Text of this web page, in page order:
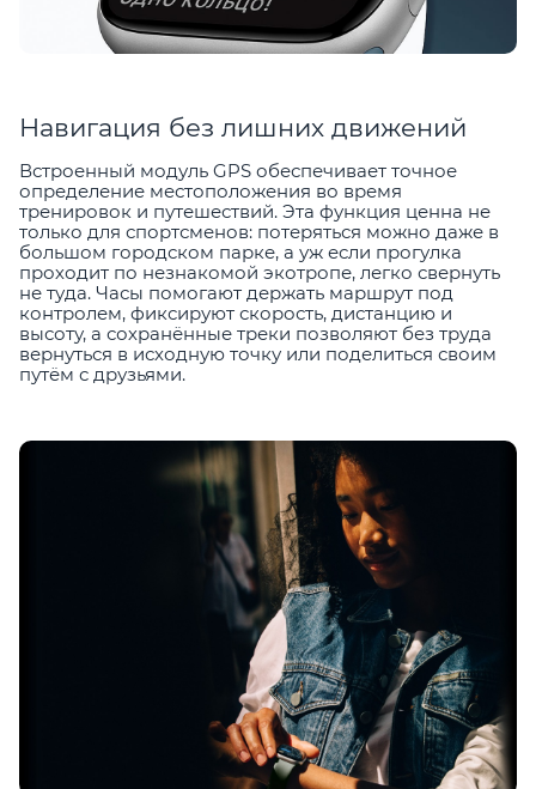
Навигация без лишних движений
Встроенный модуль GPS обеспечивает точное
определение местоположения во время
тренировок и путешествий. Эта функция ценна не
только для спортсменов: потеряться можно даже в
большом городском парке, а уж если прогулка
проходит по незнакомой экотропе, легко свернуть
не туда. Часы помогают держать маршрут под
контролем, фиксируют скорость, дистанцию и
высоту, а сохранённые треки позволяют без труда
вернуться в исходную точку или поделиться своим
путём с друзьями.